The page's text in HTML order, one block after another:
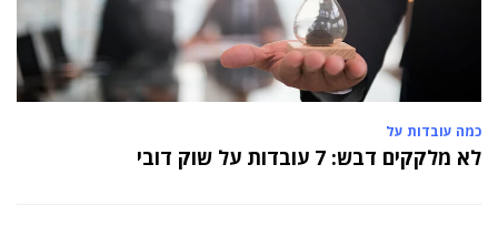
כמה עובדות על
לא מלקקים דבש: 7 עובדות על שוק דובי